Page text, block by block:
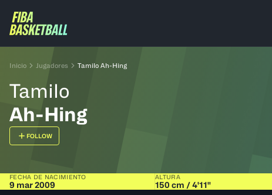
Inicio Jugadores Tamilo Ah-Hing
Tamilo
Ah-Hing
FOLLOW
FECHA DE NACIMIENTO
9 mar 2009
ALTURA
150 cm / 4'11"